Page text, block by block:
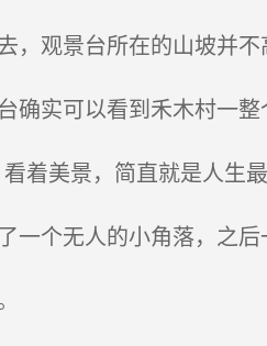
观景台所在的山坡并不
实可以看到禾木村一整
着美景，简直就是人生
个无人的小角落，之后